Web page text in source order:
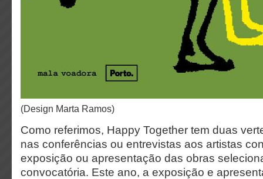
(design Marta Ramos)
Como referimos, Happy Together tem duas
nas conferências ou entrevistas aos artistas
exposição ou apresentação das obras
convocatória. Este ano, a exposição e